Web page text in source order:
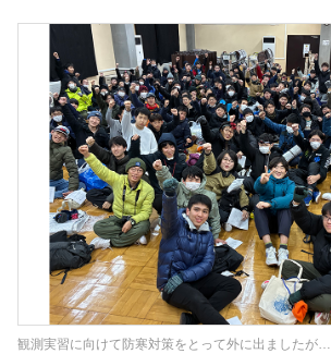
観測実習に向けて防寒対策をとって外に出ましたが…